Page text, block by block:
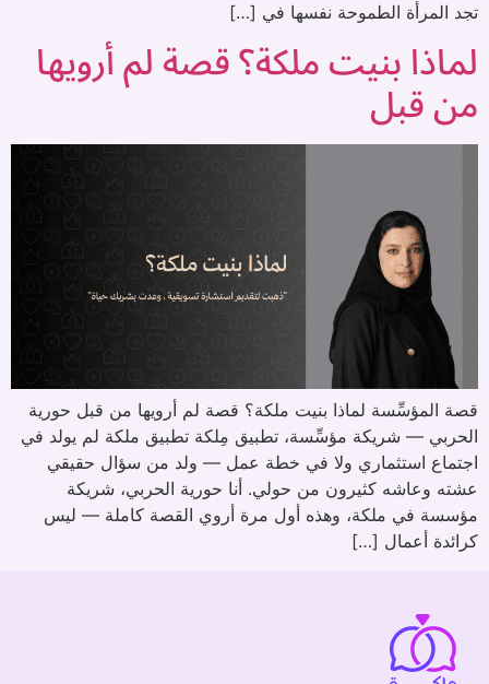
تجد المرأة الطموحة نفسها في […]
لماذا بنيت ملكة؟ قصة لم أرويها
من قبل
قصة المؤسِّسة لماذا بنيت ملكة؟ قصة لم أرويها من قبل حورية
الحربي — شريكة مؤسِّسة، تطبيق مِلكة تطبيق ملكة لم يولد في
اجتماع استثماري ولا في خطة عمل — ولد من سؤال حقيقي
عشته وعاشه كثيرون من حولي. أنا حورية الحربي، شريكة
مؤسسة في ملكة، وهذه أول مرة أروي القصة كاملة — ليس
كرائدة أعمال […]